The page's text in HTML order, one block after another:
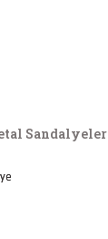
Sandalyeler